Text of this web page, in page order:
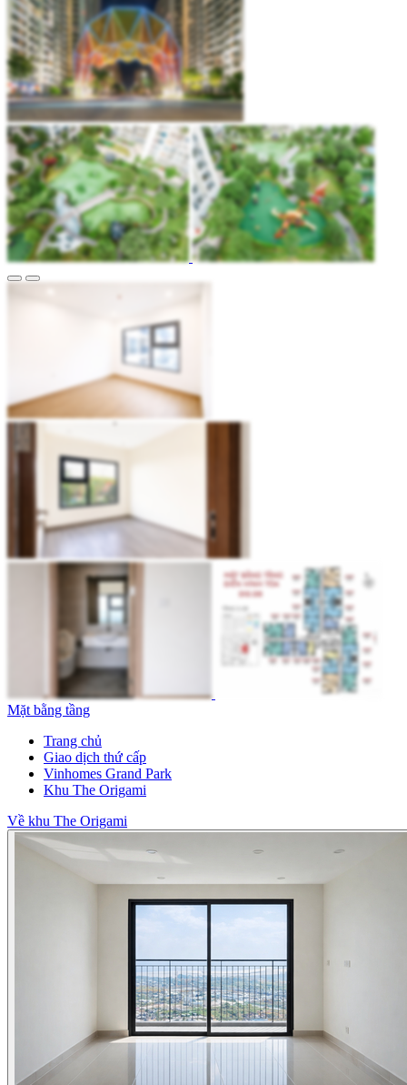
Mặt bằng tầng
Trang chủ
Giao dịch thứ cấp
Vinhomes Grand Park
Khu The Origami
Về khu The Origami